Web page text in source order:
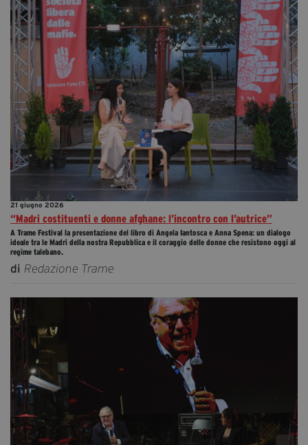
21 giugno 2026
“Madri costituenti e donne afghane: l’incontro con l’autrice”
A Trame Festival la presentazione del libro di Angela Iantosca e Anna Spena: un dialogo
ideale tra le Madri della nostra Repubblica e il coraggio delle donne che resistono oggi al
regime talebano.
di Redazione Trame